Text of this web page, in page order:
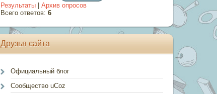
Результаты |Архив опросов
Всего ответов:6
Друзья сайта
Официальный блог
Сообщество uCoz